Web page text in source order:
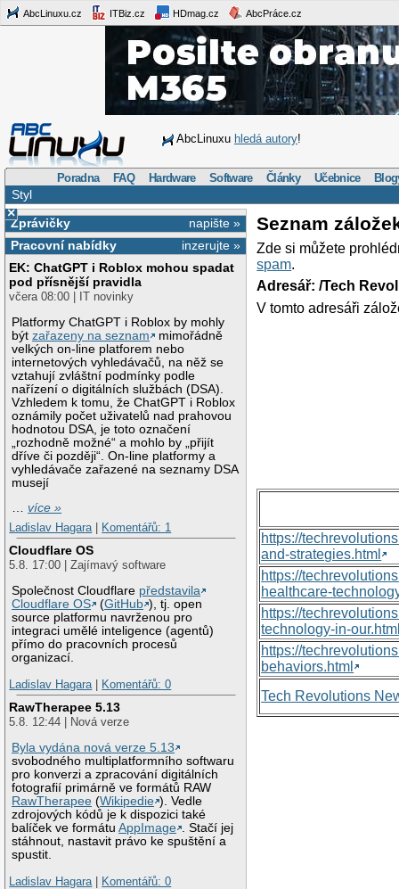
AbcLinuxu.cz ITBiz.cz HDmag.cz AbcPráce.cz
AbcLinuxu hledá autory!
Poradna FAQ Hardware Software Články Učebnice
Styl
×
napište »
Zprávičky
inzerujte »
Pracovní nabídky
EK: ChatGPT i Roblox mohou spadat
pod přísnější pravidla
včera 08:00 | IT novinky
Platformy ChatGPT i Roblox by mohly
býtzařazeny na seznam
mimořádně
velkých on-line platforem nebo
internetových vyhledávačů, na něž se
vztahují zvláštní podmínky podle
nařízení o digitálních službách (DSA).
Vzhledem k tomu, že ChatGPT i Roblox
oznámily počet uživatelů nad prahovou
hodnotou DSA, je toto označení
„rozhodně možné“ a mohlo by „přijít
dříve či později“. On-line platformy a
vyhledávače zařazené na seznamy DSA
musejí
…více »
Ladislav Hagara
Komentářů: 1
Cloudflare OS
5.8. 17:00 | Zajímavý software
Společnost Cloudflare představila
Cloudflare OS
(GitHub ), tj. open
source platformu navrženou pro
integraci umělé inteligence (agentů)
přímo do pracovních procesů
organizací.
Ladislav Hagara
Komentářů: 0
RawTherapee 5.13
5.8. 12:44 | Nová verze
Byla vydána nová verze 5.13
svobodného multiplatformního softwaru
pro konverzi a zpracování digitálních
fotografií primárně ve formátů RAW
RawTherapee (Wikipedie ). Vedle
zdrojových kódů je k dispozici také
balíček ve formátuAppImage . Stačí jej
stáhnout, nastavit právo ke spuštění a
spustit.
Ladislav Hagara
Komentářů: 0
Seznam
Zde si můžete
spam.
Adresář: /Tech
V tomto adresáři
https://
and-strategies.html
https://
healthcare-
https://
technology-in-
https://
behaviors.html
Tech Revolutions